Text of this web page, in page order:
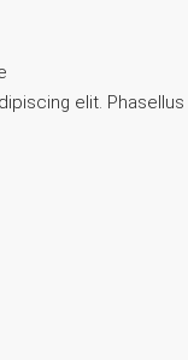
elit. Phasellus